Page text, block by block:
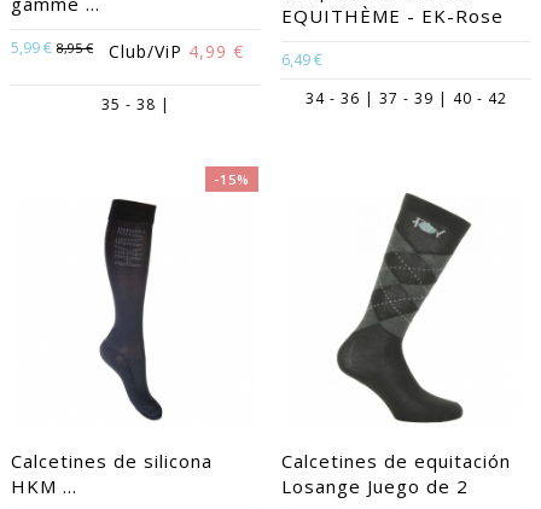
5,99 € 8,95 € Club/ViP 4,99 €
35 - 38 |
EQUITHÈME - EK-Rose
6,49 €
34 - 36 | 37 - 39 | 40 - 42
-15%
Calcetines de silicona
HKM ...
Calcetines de equitación
Losange Juego de 2